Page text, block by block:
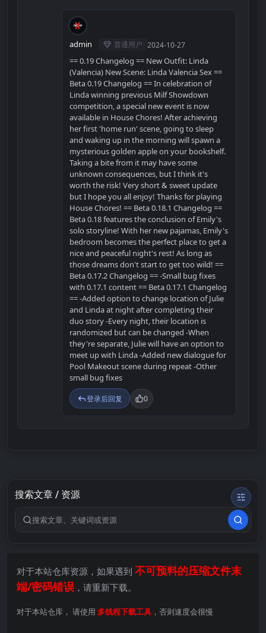
A
admin 普通用户 2024-10-27
== 0.19 Changelog == New Outfit: Linda
(Valencia) New Scene: Linda Valencia Sex ==
Beta 0.19 Changelog == In celebration of
Linda winning previous Milf Showdown
competition, a special new event is now
available in House Chores! After achieving
her first 'home run' scene, going to sleep
and waking up in the morning will spawn a
mysterious golden apple on your bookshelf.
Taking a bite from it may have some
unknown consequences, but I think it's
worth the risk! Very short & sweet update
but I hope you all enjoy! Thanks for playing
House Chores! == Beta 0.18.1 Changelog ==
Beta 0.18 features the conclusion of Emily's
solo storyline! With her new pajamas, Emily's
bedroom becomes the perfect place to get a
nice and peaceful night's rest! As long as
those dreams don't start to get too wild! ==
Beta 0.17.2 Changelog == -Small bug fixes
with 0.17.1 content == Beta 0.17.1 Changelog
== -Added option to change location of Julie
and Linda at night after completing their
duo story -Every night, their location is
randomized but can be changed -When
they're separate, Julie will have an option to
meet up with Linda -Added new dialogue for
Pool Makeout scene during repeat -Other
small bug fixes
登录后回复 0
搜索文章 / 资源
搜索关键词
对于本站仓库资源，如果遇到 不可预料的压缩文件末
端/密码错误 ，请重新下载。
对于本站仓库， 请使用 多线程下载工具 ，否则速度会很慢